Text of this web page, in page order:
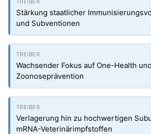
Stärkung staatlicher
und Subventionen
Wachsender Fokus auf One-Health und
Zoonosepräven­tion
Verlagerung hin zu hochwertigen
mRNA-Veterinärimpfstoffen